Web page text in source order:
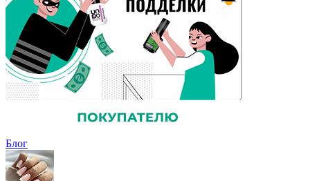
Блог